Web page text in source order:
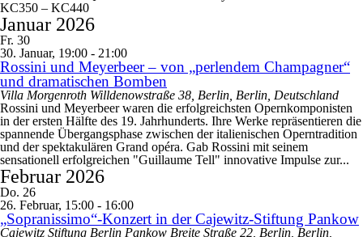
KC350 – KC440
Januar 2026
Fr. 30
30. Januar, 19:00 - 21:00
Rossini und Meyerbeer – von „perlendem Champagner“
und dramatischen Bomben
Villa Morgenroth Willdenowstraße 38, Berlin, Berlin, Deutschland
Rossini und Meyerbeer waren die erfolgreichsten Opernkomponisten
in der ersten Hälfte des 19. Jahrhunderts. Ihre Werke repräsentieren die
spannende Übergangsphase zwischen der italienischen Operntradition
und der spektakulären Grand opéra. Gab Rossini mit seinem
sensationell erfolgreichen "Guillaume Tell" innovative Impulse zur...
Februar 2026
Do. 26
26. Februar, 15:00 - 16:00
„Sopranissimo“-Konzert in der Cajewitz-Stiftung Pankow
Cajewitz Stiftung Berlin Pankow Breite Straße 22, Berlin, Berlin,